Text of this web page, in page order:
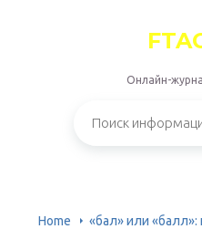
Онлайн-
Home «бал» или «балл»: